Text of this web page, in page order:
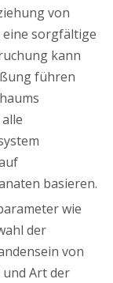
von
sorgfältige
kann
führen
basieren.
wie
der
von
Art der